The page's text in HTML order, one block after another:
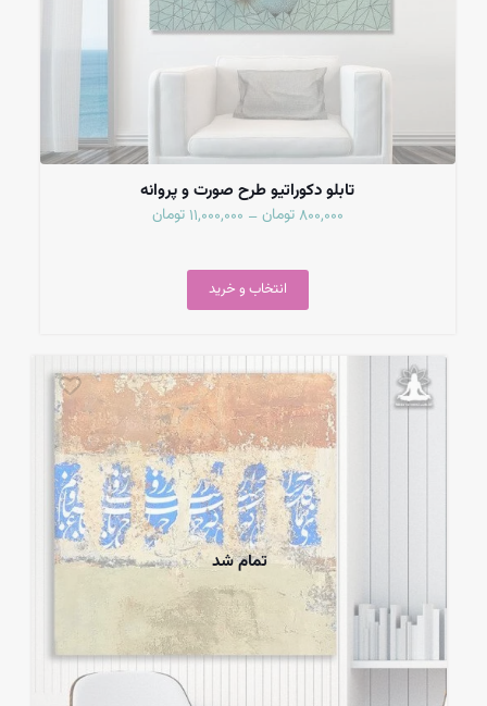
تابلو دکوراتیو طرح صورت و پروانه
800,000تومان–
11,000,000 تومان
انتخاب و خرید
تمام شد